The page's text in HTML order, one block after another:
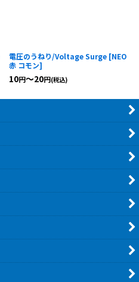
電圧のうねり/Voltage Surge [NEO
赤 コモン]
10円～20円(税込)